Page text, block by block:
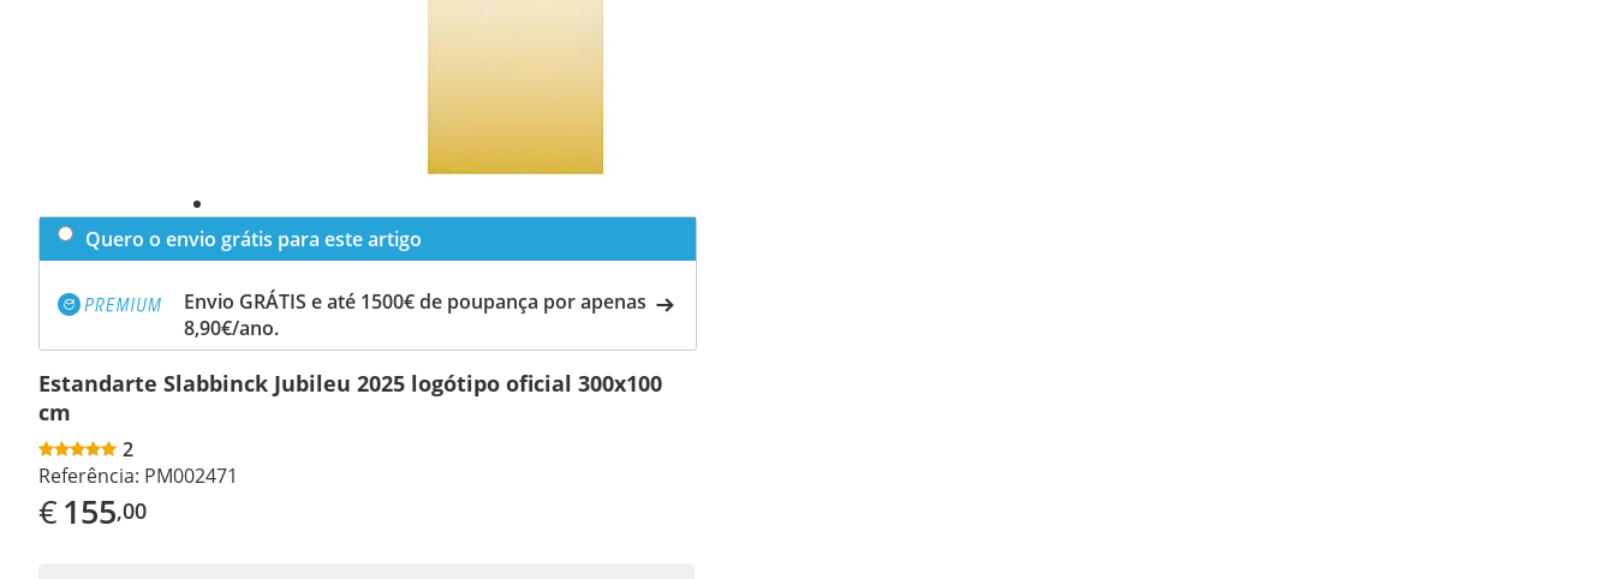
Quero o envio grátis para este artigo
Envio GRÁTIS e até 1500€ de poupança por apenas
8,90€/ano.
Estandarte Slabbinck Jubileu 2025 logótipo oficial 300x100
cm
2
Referência: PM002471
€155,00